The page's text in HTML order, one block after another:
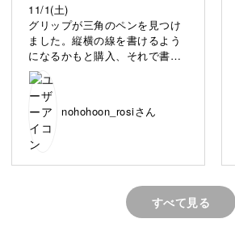
この講座では、そんな住所を美しく
す。
自信を持って書けるようになると、
く心地よい時間に変わりますよ。
11/1(土)
グリップが三角のペンを見つけ
ました。縦横の線を書けるよう
になるかもと購入、それで書い
てみました。
nohohoon_rosiさん
すべて見る